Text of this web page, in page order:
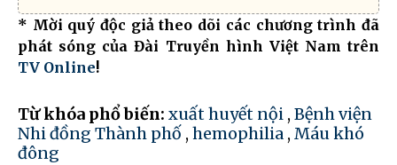
* Mời quý độc giả theo dõi các chương trình đã
phát sóng của Đài Truyền hình Việt Nam trên
TV Online!
Từ khóa phổ biến: xuất huyết nội , Bệnh viện
Nhi đồng Thành phố , hemophilia , Máu khó
đông